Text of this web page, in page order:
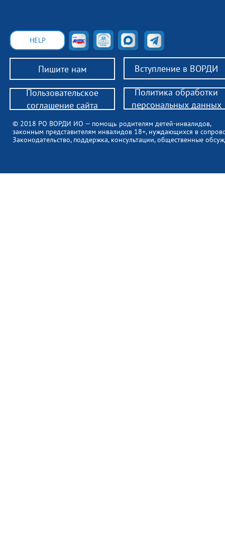
Пишите нам Вступление в ВОРДИ
© 2018 РО ВОРДИ ИО — помощь родителям детей-инвалидов,
законным представителям инвалидов 18+, нуждающихся в
Законодательство, поддержка, консультации, общественные
HELP
Пользовательское
соглашение сайта
Политика обработки
персональных данных